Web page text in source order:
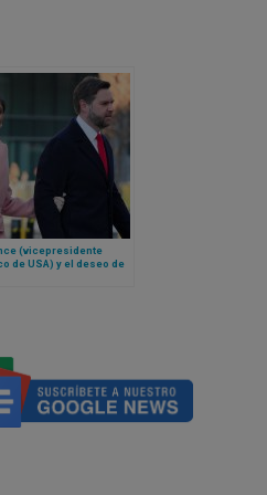
(vicepresidente
de USA) y el deseo de